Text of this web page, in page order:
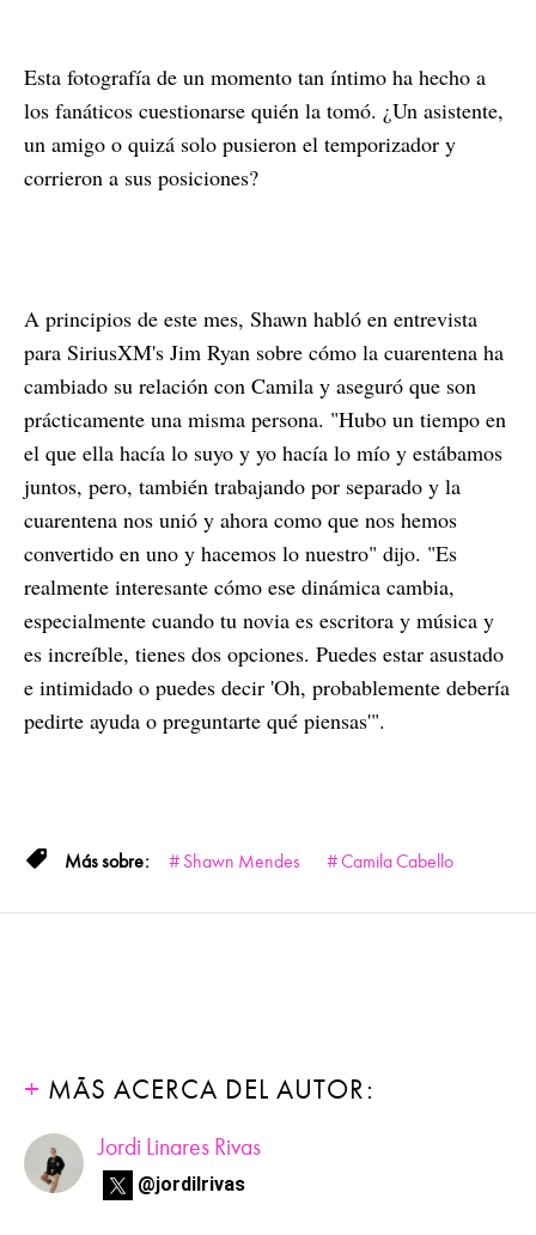
Esta fotografía de un momento tan íntimo ha hecho a
los fanáticos cuestionarse quién la tomó. ¿Un asistente,
un amigo o quizá solo pusieron el temporizador y
corrieron a sus posiciones?
A principios de este mes, Shawn habló en entrevista
para SiriusXM's Jim Ryan sobre cómo la cuarentena ha
cambiado su relación con Camila y aseguró que son
prácticamente una misma persona. "Hubo un tiempo en
el que ella hacía lo suyo y yo hacía lo mío y estábamos
juntos, pero, también trabajando por separado y la
cuarentena nos unió y ahora como que nos hemos
convertido en uno y hacemos lo nuestro" dijo. "Es
realmente interesante cómo ese dinámica cambia,
especialmente cuando tu novia es escritora y música y
es increíble, tienes dos opciones. Puedes estar asustado
e intimidado o puedes decir 'Oh, probablemente debería
pedirte ayuda o preguntarte qué piensas'".
Shawn Mendes Camila Cabello
MÁS ACERCA DEL AUTOR:
Jordi Linares Rivas
@jordilrivas